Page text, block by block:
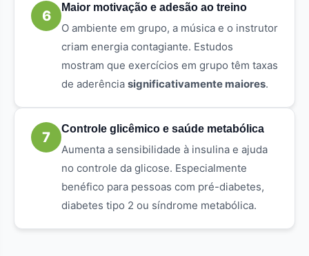
6
Maior motivação e adesão ao treino
O ambiente em grupo, a música e o instrutor
criam energia contagiante. Estudos
mostram que exercícios em grupo têm taxas
de aderência significativamente maiores.
7
Controle glicêmico e saúde metabólica
Aumenta a sensibilidade à insulina e ajuda
no controle da glicose. Especialmente
benéfico para pessoas com pré-diabetes,
diabetes tipo 2 ou síndrome metabólica.